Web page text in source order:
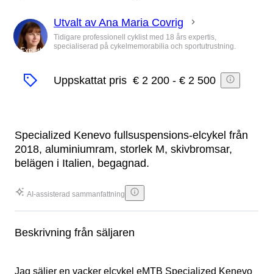
Expert
Utvalt av Ana Maria Covrig
Tidigare professionell cyklist med 18 års expertis,
specialiserad på cykelmemorabilia och sportutrustning.
Uppskattat pris € 2 200 - € 2 500
Specialized Kenevo fullsuspensions-elcykel från
2018, aluminiumram, storlek M, skivbromsar,
belägen i Italien, begagnad.
AI-assisterad sammanfattning
Beskrivning från säljaren
Jag säljer en vacker elcykel eMTB Specialized Kenevo